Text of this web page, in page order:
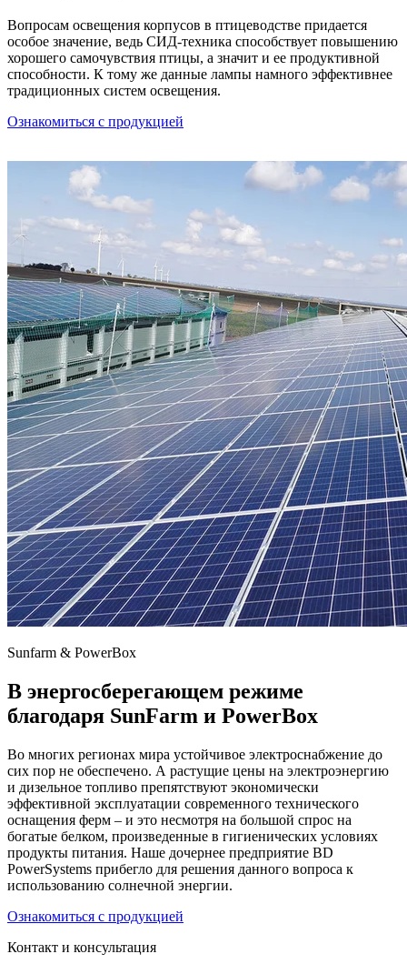
Вопросам освещения корпусов в птицеводстве придается
особое значение, ведь СИД-техника способствует повышению
хорошего самочувствия птицы, а значит и ее продуктивной
способности. К тому же данные лампы намного эффективнее
традиционных систем освещения.
Ознакомиться с продукцией
Sunfarm & PowerBox
В энергосберегающем режиме
благодаря SunFarm и PowerBox
Во многих регионах мира устойчивое электроснабжение до
сих пор не обеспечено. А растущие цены на электроэнергию
и дизельное топливо препятствуют экономически
эффективной эксплуатации современного технического
оснащения ферм – и это несмотря на большой спрос на
богатые белком, произведенные в гигиенических условиях
продукты питания. Наше дочернее предприятие BD
PowerSystems прибегло для решения данного вопроса к
использованию солнечной энергии.
Ознакомиться с продукцией
Контакт и консультация